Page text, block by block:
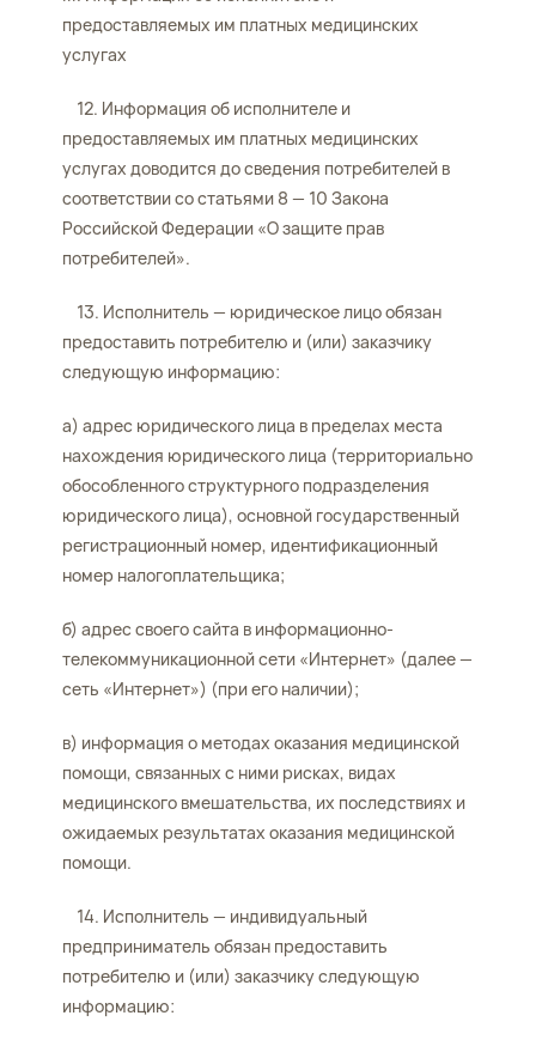
предоставляемых им платных медицинских
услугах
12. Информация об исполнителе и
предоставляемых им платных медицинских
услугах доводится до сведения потребителей в
соответствии со статьями 8 — 10 Закона
Российской Федерации «О защите прав
потребителей».
13. Исполнитель — юридическое лицо обязан
предоставить потребителю и (или) заказчику
следующую информацию:
а) адрес юридического лица в пределах места
нахождения юридического лица (территориально
обособленного структурного подразделения
юридического лица), основной государственный
регистрационный номер, идентификационный
номер налогоплательщика;
б) адрес своего сайта в информационно-
телекоммуникационной сети «Интернет» (далее —
сеть «Интернет») (при его наличии);
в) информация о методах оказания медицинской
помощи, связанных с ними рисках, видах
медицинского вмешательства, их последствиях и
ожидаемых результатах оказания медицинской
помощи.
14. Исполнитель — индивидуальный
предприниматель обязан предоставить
потребителю и (или) заказчику следующую
информацию: